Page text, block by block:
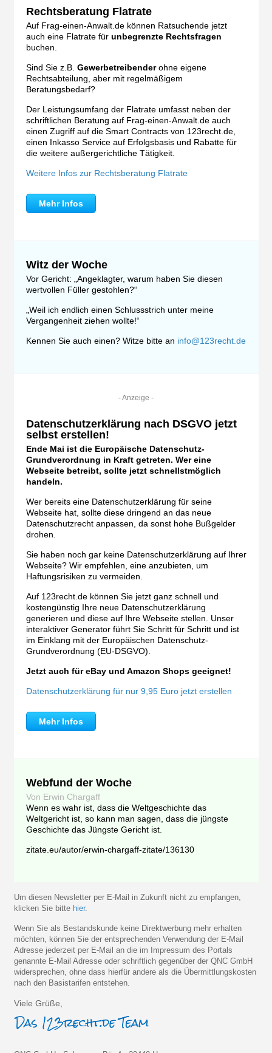
Rechtsberatung Flatrate
Auf Frag-einen-Anwalt.de können Ratsuchende jetzt
auch eine Flatrate für unbegrenzte Rechtsfragen
buchen.
Sind Sie z.B. Gewerbetreibenderohne eigene
Rechtsabteilung, aber mit regelmäßigem
Beratungsbedarf?
Der Leistungsumfang der Flatrate umfasst neben der
schriftlichen Beratung auf Frag-einen-Anwalt.de auch
einen Zugriff auf die Smart Contracts von 123recht.de,
einen Inkasso Service auf Erfolgsbasis und Rabatte für
die weitere außergerichtliche Tätigkeit.
Weitere Infos zur Rechtsberatung Flatrate
Mehr Infos
Witz der Woche
Vor Gericht: „Angeklagter, warum haben Sie diesen
wertvollen Füller gestohlen?“
„Weil ich endlich einen Schlussstrich unter meine
Vergangenheit ziehen wollte!“
Kennen Sie auch einen? Witze bitte an info@123recht.de
- Anzeige -
Datenschutzerklärung nach DSGVO jetzt
selbst erstellen!
Ende Mai ist die Europäische Datenschutz-
Grundverordnung in Kraft getreten. Wer eine
Webseite betreibt, sollte jetzt schnellstmöglich
handeln.
Wer bereits eine Datenschutzerklärung für seine
Webseite hat, sollte diese dringend an das neue
Datenschutzrecht anpassen, da sonst hohe Bußgelder
drohen.
Sie haben noch gar keine Datenschutzerklärung auf Ihrer
Webseite? Wir empfehlen, eine anzubieten, um
Haftungsrisiken zu vermeiden.
Auf 123recht.de können Sie jetzt ganz schnell und
kostengünstig Ihre neue Datenschutzerklärung
generieren und diese auf Ihre Webseite stellen. Unser
interaktiver Generator führt Sie Schritt für Schritt und ist
im Einklang mit der Europäischen Datenschutz-
Grundverordnung (EU-DSGVO).
Jetzt auch für eBay und Amazon Shops geeignet!
Datenschutzerklärung für nur 9,95 Euro jetzt erstellen
Mehr Infos
Webfund der Woche
Von Erwin Chargaff
Wenn es wahr ist, dass die Weltgeschichte das
Weltgericht ist, so kann man sagen, dass die jüngste
Geschichte das Jüngste Gericht ist.
zitate.eu/autor/erwin-chargaff-zitate/136130
Um diesen Newsletter per E-Mail in Zukunft nicht zu empfangen,
klicken Sie bitte hier.
Wenn Sie als Bestandskunde keine Direktwerbung mehr erhalten
möchten, können Sie der entsprechenden Verwendung der E-Mail
Adresse jederzeit per E-Mail an die im Impressum des Portals
genannte E-Mail Adresse oder schriftlich gegenüber der QNC GmbH
widersprechen, ohne dass hierfür andere als die Übermittlungskosten
nach den Basistarifen entstehen.
Viele Grüße,